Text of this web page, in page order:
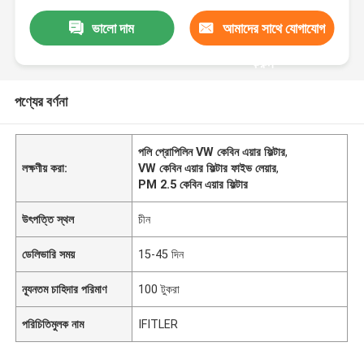
ভালো দাম আমাদের সাথে যোগাযোগ
করুন
পণ্যের বর্ণনা
লক্ষণীয় করা:
পলি প্রোপিলিন VW কেবিন এয়ার ফিল্টার,
VW কেবিন এয়ার ফিল্টার ফাইভ লেয়ার,
PM 2.5 কেবিন এয়ার ফিল্টার
উৎপত্তি স্থল চীন
ডেলিভারি সময় 15-45 দিন
ন্যূনতম চাহিদার পরিমাণ 100 টুকরা
পরিচিতিমুলক নাম IFITLER